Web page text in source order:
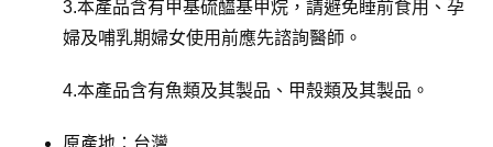
3.本產品含有甲基硫醯基甲烷，請避免睡前食用、孕
婦及哺乳期婦女使用前應先諮詢醫師。
4.本產品含有魚類及其製品、甲殼類及其製品。
原產地：台灣